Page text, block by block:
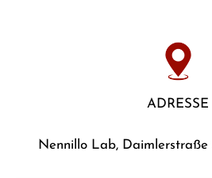
ADRESSE
Nennillo Lab, Daimlerstraße